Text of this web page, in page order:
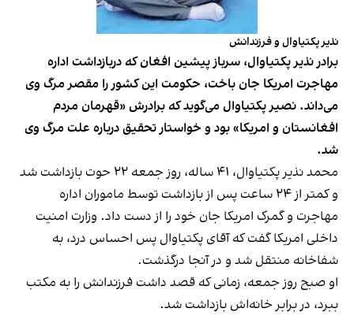
نذیر پکتیاوال و فرزندانش
برادر نذیر پکتیاوال، سرباز پیشین افغان که دربازداشت اداره
مهاجرت امریکا جان باخت، حکومت این کشور را مقصر مرگ وی
می‌داند. نصیر پکتیاوال می‌گوید که برادرش «قهرمان مردم
افغانستان و امریکا» بود و خواستار تحقیق درباره علت مرگ وی
شد.
محمد نذیر پکتیاوال، ۴۱ ساله، روز جمعه ۲۲ حوت بازداشت شد
و کمتر از ۲۴ ساعت پس از بازداشت توسط ماموران اداره
مهاجرت و گمرک امریکا جان خود را از دست داد. وزارت امنیت
داخلی امریکا گفت که آقای پکتیاوال پس احساس درد، به
شفاخانه منتقل شد و در آنجا درگذشت.
او صبح روز جمعه، زمانی که قصد داشت فرزندانش را به مکتب
ببرد، در برابر خانه‌اش بازداشت شد.